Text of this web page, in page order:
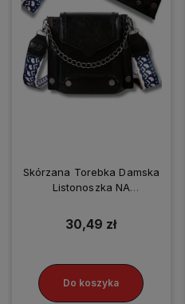
Skórzana Torebka Damska
Listonoszka NA
30,49 zł
Do koszyka